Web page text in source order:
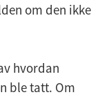
om den ikke
hvordan
ble tatt. Om